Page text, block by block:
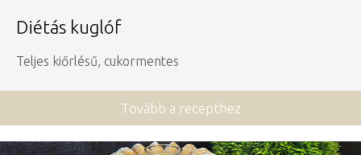
Diétás kuglóf
Teljes kiőrlésű, cukormentes
Tovább a recepthez